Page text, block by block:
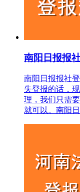
南阳日报报
南阳日报报社
失登报的话，
理，我们只需
就可以。南阳